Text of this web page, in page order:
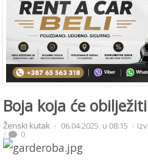
Boja koja će
Ženski kutak 06.04.2025. u 08:15
0